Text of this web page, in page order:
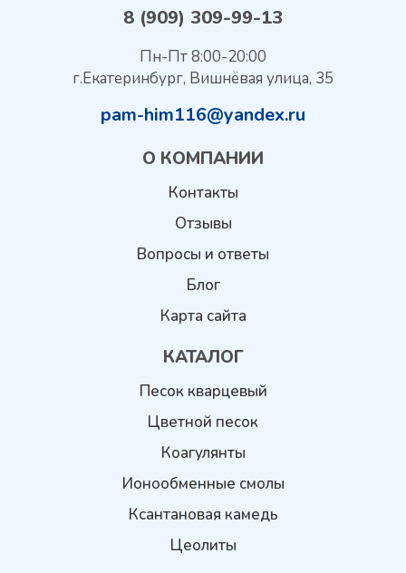
8 (909) 309-99-13
Пн-Пт 8:00-20:00
г.Екатеринбург, Вишнёвая улица, 35
pam-him116@yandex.ru
О КОМПАНИИ
Контакты
Отзывы
Вопросы и ответы
Блог
Карта сайта
КАТАЛОГ
Песок кварцевый
Цветной песок
Коагулянты
Ионообменные смолы
Ксантановая камедь
Цеолиты